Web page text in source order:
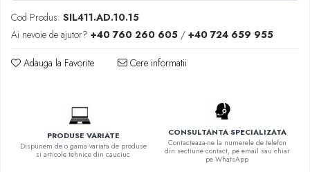
Cod Produs: SIL411.AD.10.15
Ai nevoie de ajutor? +40 760 260 605 / +40 724 659 955
Adauga la Favorite Cere informatii
PRODUSE VARIATE
Dispunem de o gama variata de produse
si articole tehnice din cauciuc
CONSULTANTA SPECIALIZATA
Contacteaza-ne la numerele de telefon
din sectiune contact, pe email sau chiar
pe WhatsApp